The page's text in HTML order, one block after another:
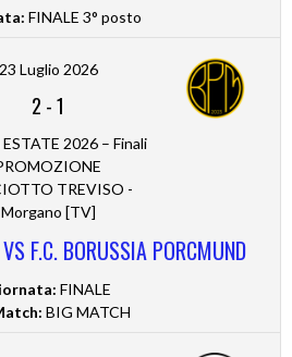
FINALE 3° posto
23 Luglio 2026
2 -1
2026 – Finali
TREVISO -
Morgano [TV]
F.C. BORUSSIA PORCMUND
FINALE
BIG MATCH